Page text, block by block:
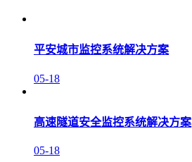
平安城市监控系统解决方案
05-18
高速隧道安全监控系统解决方案
05-18